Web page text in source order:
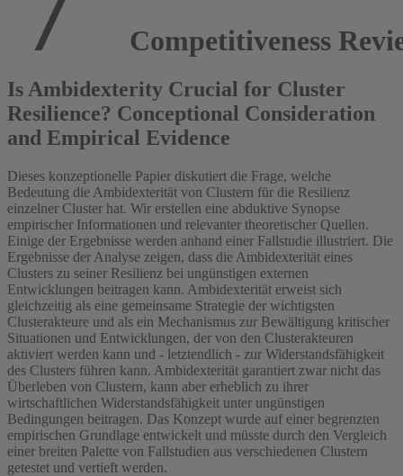
Competitiveness
Is Ambidexterity Crucial for Cluster
Resilience? Conceptional Consideration
and Empirical Evidence
Dieses konzeptionelle Papier diskutiert die Frage, welche
Bedeutung die Ambidexterität von Clustern für die Resilienz
einzelner Cluster hat. Wir erstellen eine abduktive Synopse
empirischer Informationen und relevanter theoretischer Quellen.
Einige der Ergebnisse werden anhand einer Fallstudie illustriert. Die
Ergebnisse der Analyse zeigen, dass die Ambidexterität eines
Clusters zu seiner Resilienz bei ungünstigen externen
Entwicklungen beitragen kann. Ambidexterität erweist sich
gleichzeitig als eine gemeinsame Strategie der wichtigsten
Clusterakteure und als ein Mechanismus zur Bewältigung kritischer
Situationen und Entwicklungen, der von den Clusterakteuren
aktiviert werden kann und - letztendlich - zur Widerstandsfähigkeit
des Clusters führen kann. Ambidexterität garantiert zwar nicht das
Überleben von Clustern, kann aber erheblich zu ihrer
wirtschaftlichen Widerstandsfähigkeit unter ungünstigen
Bedingungen beitragen. Das Konzept wurde auf einer begrenzten
empirischen Grundlage entwickelt und müsste durch den Vergleich
einer breiten Palette von Fallstudien aus verschiedenen Clustern
getestet und vertieft werden.